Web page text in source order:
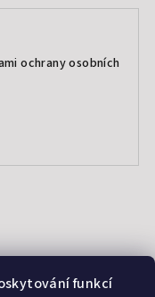
funkcí
ochrany osobních